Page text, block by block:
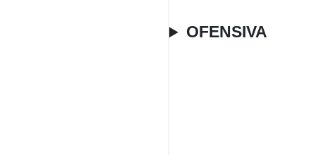
OFENSIVA